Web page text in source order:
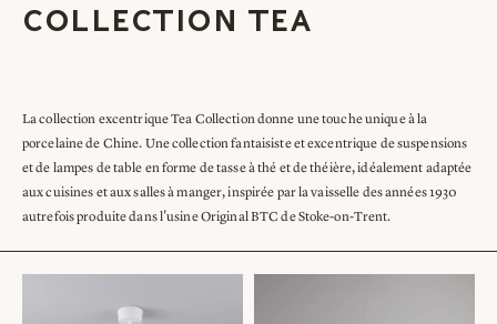
COLLECTION TEA
La collection excentrique Tea Collection donne une touche unique à la
porcelaine de Chine. Une collection fantaisiste et excentrique de suspensions
et de lampes de table en forme de tasse à thé et de théière, idéalement adaptée
aux cuisines et aux salles à manger, inspirée par la vaisselle des années 1930
autrefois produite dans l'usine Original BTC de Stoke-on-Trent.